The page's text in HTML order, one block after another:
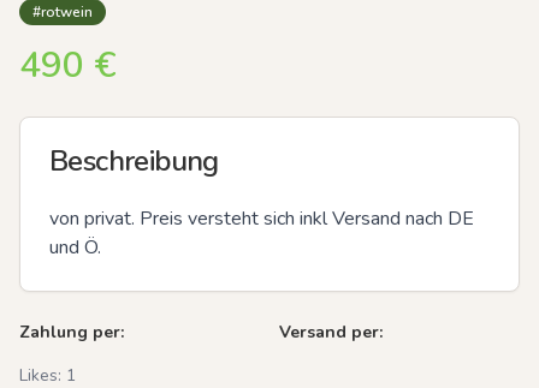
#rotwein
490 €
Beschreibung
von privat. Preis versteht sich inkl Versand nach DE
und Ö.
Zahlung per:
Versand per:
Likes: 1